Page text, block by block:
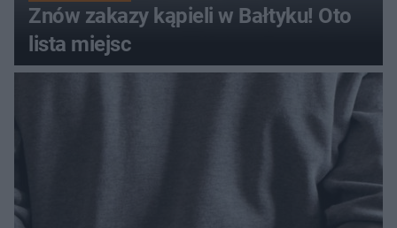
Znów zakazy kąpieli w Bałtyku! Oto
lista miejsc